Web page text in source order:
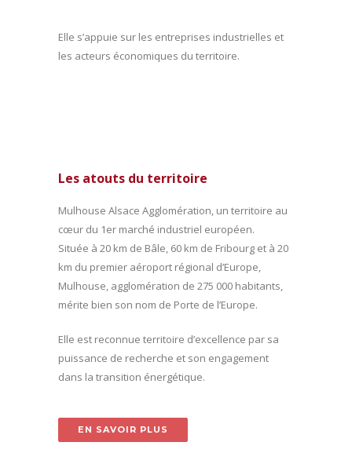
Elle s’appuie sur les entreprises industrielles et
les acteurs économiques du territoire.
Les atouts du territoire
Mulhouse Alsace Agglomération, un territoire au
cœur du 1er marché industriel européen.
Située à 20 km de Bâle, 60 km de Fribourg et à 20
km du premier aéroport régional d’Europe,
Mulhouse, agglomération de 275 000 habitants,
mérite bien son nom de Porte de l’Europe.
Elle est reconnue territoire d’excellence par sa
puissance de recherche et son engagement
dans la transition énergétique.
EN SAVOIR PLUS